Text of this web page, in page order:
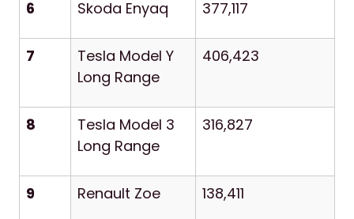
6 Skoda Enyaq 377,117
7
Tesla Model Y
Long Range
406,423
8
Tesla Model 3
Long Range
316,827
9 Renault Zoe 138,411